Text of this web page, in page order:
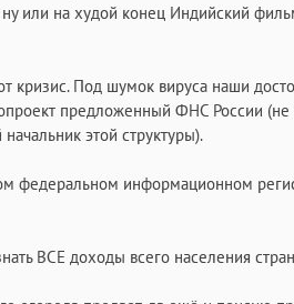
или на худой конец Индийский
кризис. Под шумок вируса наши
предложенный ФНС России (не
этой структуры).
федеральном информационном
ВСЕ доходы всего населения